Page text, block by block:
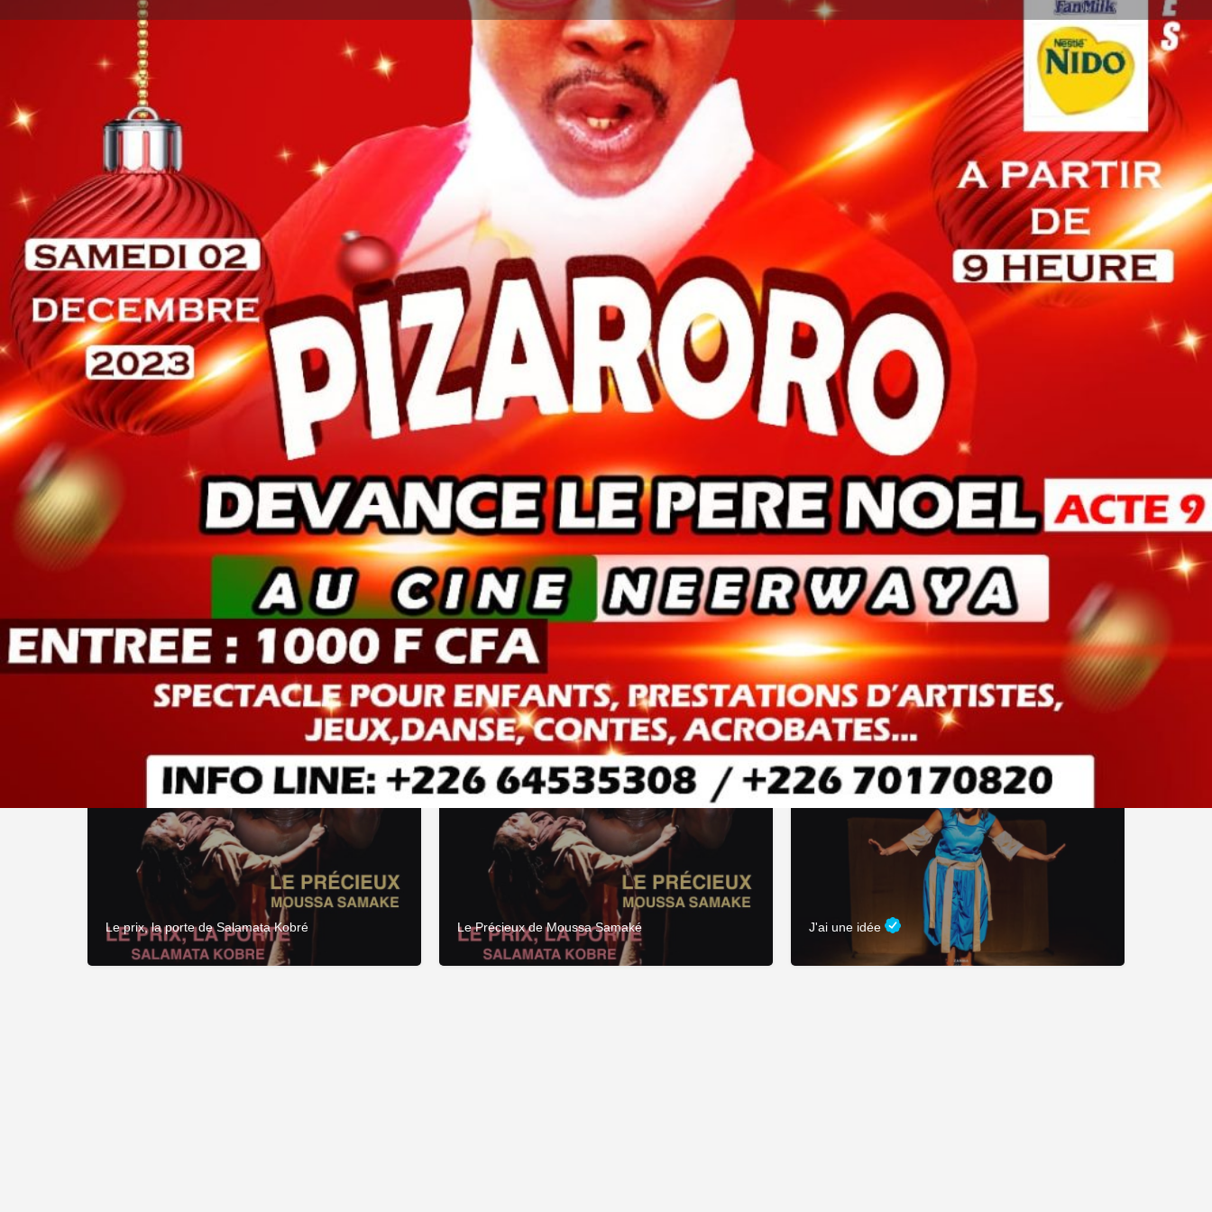
Détails Avis
Laisser un avis Ajouter aux favoris Signaler
Type d'événement
Spectacle pour enfants
Prochaines dates
2 décembre 2023 09:00 - 14:00
Terminé
Ciné Neerwaya
Prix
1000
Découvrez aussi...
Le prix, la porte de Salamata Kobré Le Précieux de Moussa Samaké J'ai une idée